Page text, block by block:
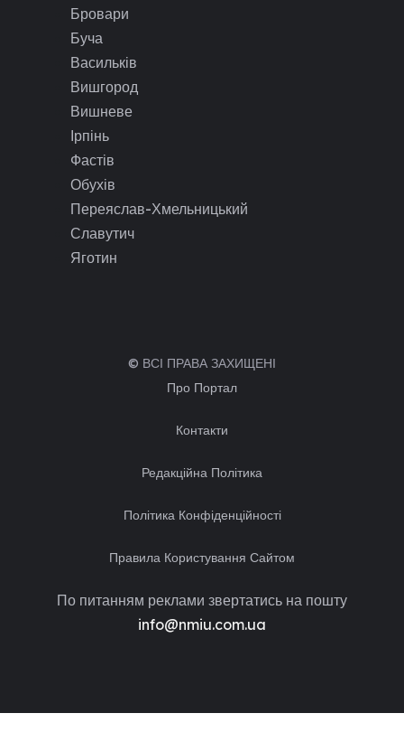
Бровари
Буча
Васильків
Вишгород
Вишневе
Ірпінь
Фастів
Обухів
Переяслав-Хмельницький
Славутич
Яготин
© ВСІ ПРАВА ЗАХИЩЕНІ
Про Портал
Контакти
Редакційна Політика
Політика Конфіденційності
Правила Користування Сайтом
По питанням реклами звертатись на пошту
info@nmiu.com.ua